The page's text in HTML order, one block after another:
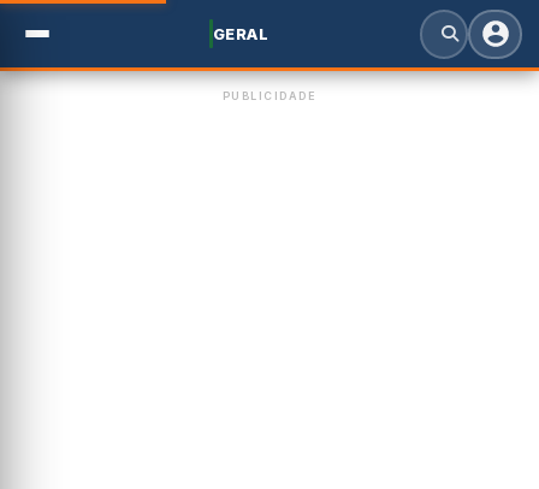
GERAL
PUBLICIDADE